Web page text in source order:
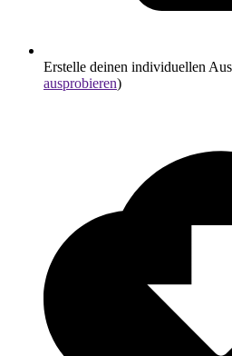
Erstelle deinen individuellen
ausprobieren)